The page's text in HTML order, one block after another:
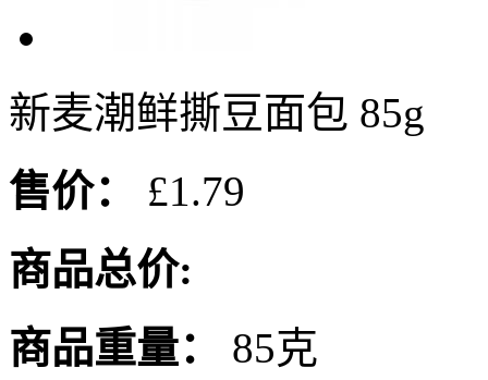
新麦潮鲜撕豆面包 85g
售价：
£1.79
商品总价:
商品重量：
85克